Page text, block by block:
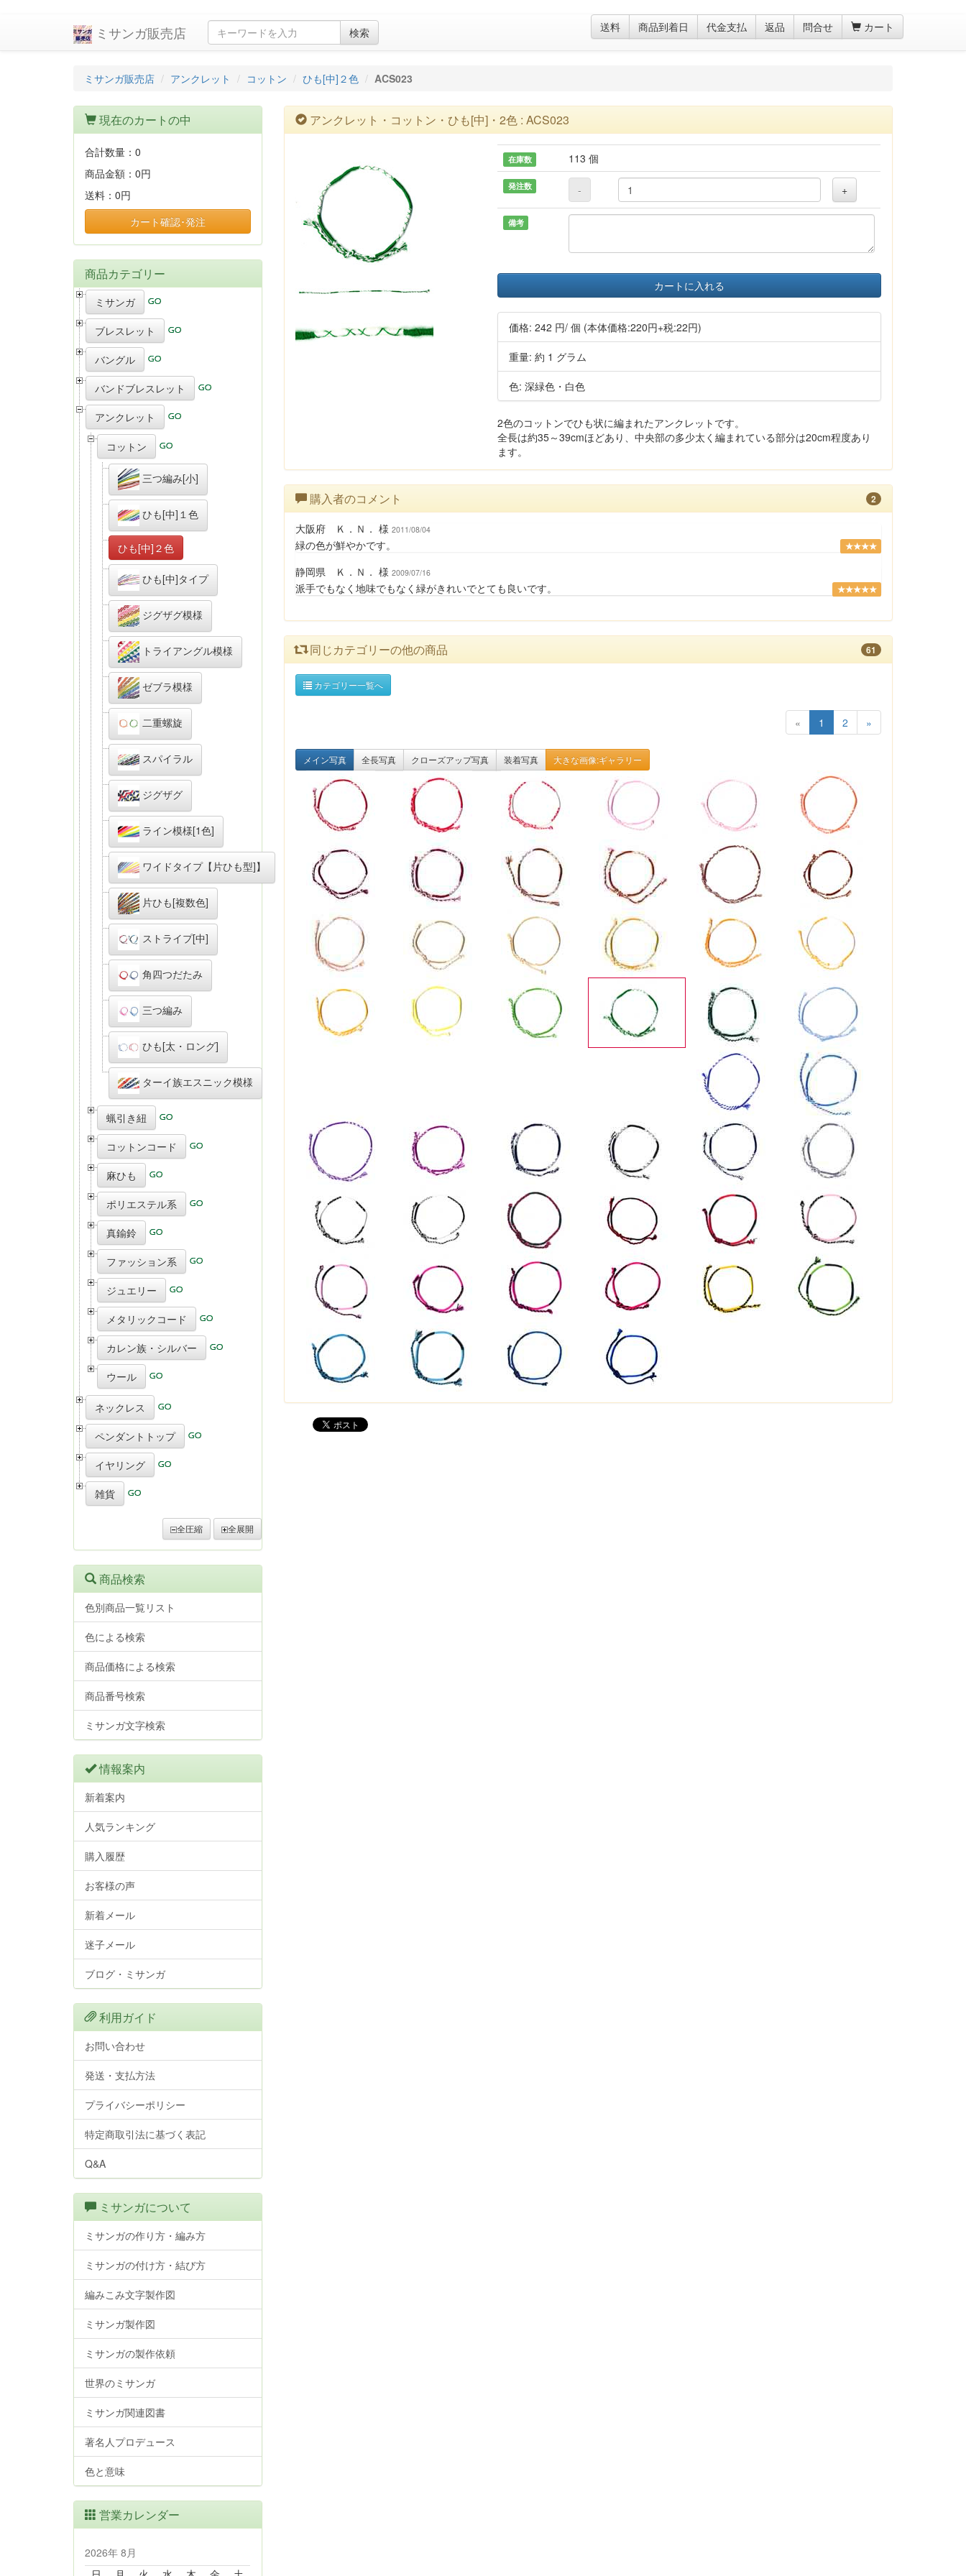
ミサンガ販売店 検索 送料 商品到着日 代金支払 返品 問合せ カート
ミサンガ販売店 アンクレット コットン ひも[中]２色 ACS023
アンクレット・コットン・ひも[中]・2色 : ACS023
在庫数 113 個
発注数 - +
備考
カートに入れる
価格:242 円/ 個 (本体価格:220円+税:22円)
重量: 約 1 グラム
色: 深緑色・白色
2色のコットンでひも状に編まれたアンクレットです。
全長は約35～39cmほどあり、中央部の多少太く編まれている部分は20cm程度あり
ます。
購入者のコメント 2
大阪府 Ｋ．Ｎ． 様 2011/08/04
★★★★
緑の色が鮮やかです。
静岡県 Ｋ．Ｎ． 様 2009/07/16
★★★★★
派手でもなく地味でもなく緑がきれいでとても良いです。
同じカテゴリーの他の商品 61
カテゴリー一覧へ
« 1 2 »
メイン写真 全長写真 クローズアップ写真 装着写真 大きな画像:ギャラリー
現在のカートの中
合計数量： 0
商品金額： 0円
送料： 0円
カート確認･発注
商品カテゴリー
ミサンガ
ブレスレット
バングル
バンドブレスレット
アンクレット
コットン
三つ編み[小]
ひも[中]１色
ひも[中]２色
ひも[中]タイプ
ジグザグ模様
トライアングル模様
ゼブラ模様
二重螺旋
スパイラル
ジグザグ
ライン模様[1色]
ワイドタイプ【片ひも型]】
片ひも[複数色]
ストライプ[中]
角四つだたみ
三つ編み
ひも[太・ロング]
ターイ族エスニック模様
蝋引き紐
コットンコード
麻ひも
ポリエステル系
真鍮鈴
ファッション系
ジュエリー
メタリックコード
カレン族・シルバー
ウール
ネックレス
ペンダントトップ
イヤリング
雑貨
全圧縮 全展開
商品検索
色別商品一覧リスト
色による検索
商品価格による検索
商品番号検索
ミサンガ文字検索
情報案内
新着案内
人気ランキング
購入履歴
お客様の声
新着メール
迷子メール
ブログ・ミサンガ
利用ガイド
お問い合わせ
発送・支払方法
プライバシーポリシー
特定商取引法に基づく表記
Q&A
ミサンガについて
ミサンガの作り方・編み方
ミサンガの付け方・結び方
編みこみ文字製作図
ミサンガ製作図
ミサンガの製作依頼
世界のミサンガ
ミサンガ関連図書
著名人プロデュース
色と意味
営業カレンダー
2026年 8月